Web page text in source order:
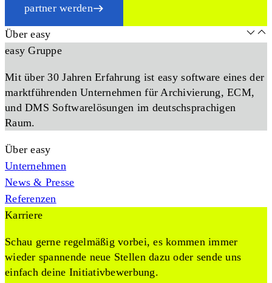
partner werden
Über easy
easy Gruppe
Mit über 30 Jahren Erfahrung ist easy software eines der
marktführenden Unternehmen für Archivierung, ECM,
und DMS Softwarelösungen im deutschsprachigen
Raum.
Über easy
Unternehmen
News & Presse
Referenzen
Karriere
Schau gerne regelmäßig vorbei, es kommen immer
wieder spannende neue Stellen dazu oder sende uns
einfach deine Initiativbewerbung.